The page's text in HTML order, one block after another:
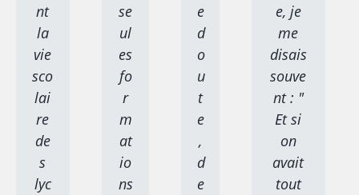
nt
la
vie
sco
lai
re
de
s
lyc
se
ul
es
fo
r
m
at
io
ns
e
d
o
u
t
e
,
d
e
e, je
me
disais
souve
nt : "
Et si
on
avait
tout